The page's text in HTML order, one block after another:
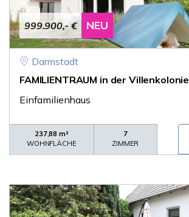
999.900,- € NEU
Darmstadt
FAMILIENTRAUM in der Villenkolonie
Einfamilienhaus
237,88 m²
WOHNFLÄCHE
7
ZIMMER